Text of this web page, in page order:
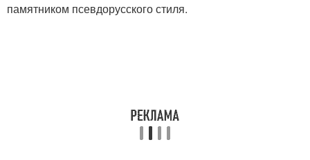
памятником псевдорусского стиля.